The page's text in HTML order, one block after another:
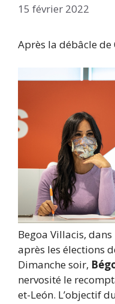
15 février 2022
Après la débâcle de
Begoa Villacis, dans
après les élections
Dimanche soir,
nervosité le
et-León. L’objectif